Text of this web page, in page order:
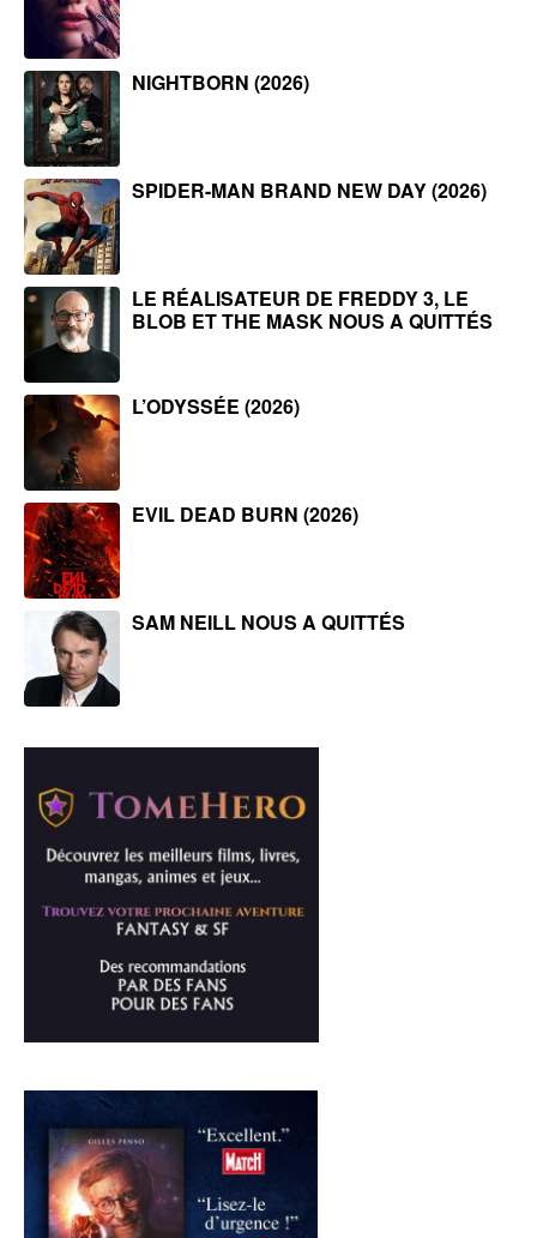
NIGHTBORN (2026)
SPIDER-MAN BRAND NEW DAY (2026)
LE RÉALISATEUR DE FREDDY 3, LE
BLOB ET THE MASK NOUS A QUITTÉS
L’ODYSSÉE (2026)
EVIL DEAD BURN (2026)
SAM NEILL NOUS A QUITTÉS